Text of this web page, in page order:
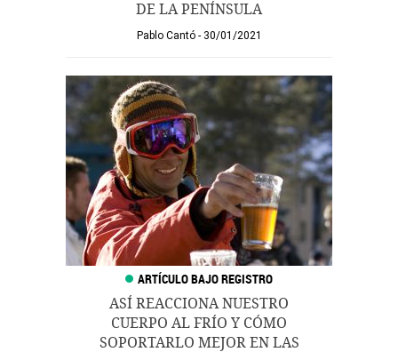
DE LA PENÍNSULA
Pablo Cantó 30/01/2021
ASÍ REACCIONA NUESTRO
CUERPO AL FRÍO Y CÓMO
SOPORTARLO MEJOR EN LAS